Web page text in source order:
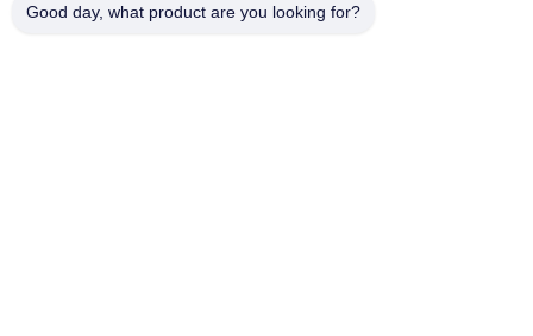
Good day, what product are you looking for?